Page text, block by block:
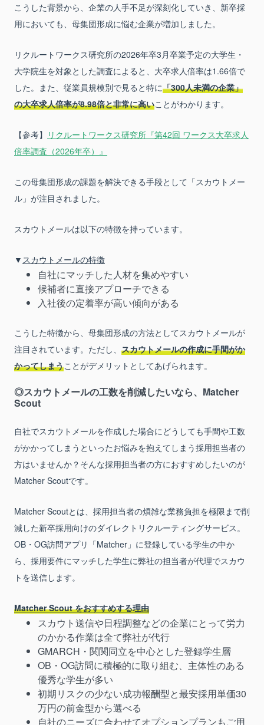
こうした背景から、企業の人手不足が深刻化していき、新卒採
用においても、母集団形成に悩む企業が増加しました。
リクルートワークス研究所の2026年卒3月卒業予定の大学生・
大学院生を対象とした調査によると、大卒求人倍率は1.66倍で
した。また、従業員規模別で見ると特に「300人未満の企業」
の大卒求人倍率が8.98倍と非常に高いことがわかります。
【参考】 リクルートワークス研究所『第42回 ワークス大卒求人
倍率調査（2026年卒）』
この母集団形成の課題を解決できる手段として「スカウトメー
ル」が注目されました。
スカウトメールは以下の特徴を持っています。
▼ スカウトメールの特徴
自社にマッチした人材を集めやすい
候補者に直接アプローチできる
入社後の定着率が高い傾向がある
こうした特徴から、母集団形成の方法としてスカウトメールが
注目されています。ただし、 スカウトメールの作成に手間がか
かってしまうことがデメリットとしてあげられます。
◎スカウトメールの工数を削減したいなら、Matcher
Scout
自社でスカウトメールを作成した場合にどうしても手間や工数
がかかってしまうといったお悩みを抱えてしまう採用担当者の
方はいませんか？そんな採用担当者の方におすすめしたいのが
Matcher Scoutです。
Matcher Scoutとは、採用担当者の煩雑な業務負担を極限まで削
減した新卒採用向けのダイレクトリクルーティングサービス。
OB・OG訪問アプリ「Matcher」に登録している学生の中か
ら、採用要件にマッチした学生に弊社の担当者が代理でスカウ
トを送信します。
Matcher Scout をおすすめする理由
スカウト送信や日程調整などの企業にとって労力
のかかる作業は全て弊社が代行
GMARCH・関関同立を中心とした登録学生層
OB・OG訪問に積極的に取り組む、主体性のある
優秀な学生が多い
初期リスクの少ない成功報酬型と最安採用単価30
万円の前金型から選べる
自社のニーズに合わせてオプションプランもご用